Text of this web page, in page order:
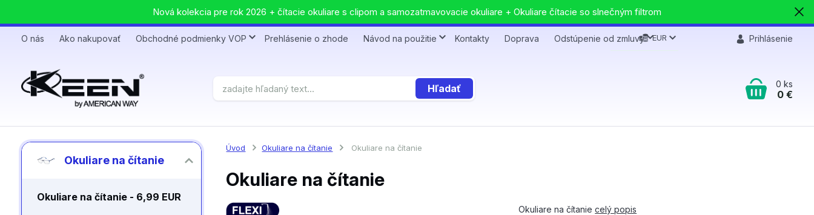
Nová kolekcia pre rok 2026 + čítacie okuliare s clipom a samozatmavovacie okuliare + Okuliare čítacie so slnečným filtrom
O nás Ako nakupovať Obchodné podmienky VOP Prehlásenie o zhode Návod na použitie Kontakty Doprava Odstúpenie od zmluvy EUR Prihlásenie
Hľadať 0 ks
0 €
Okuliare na čítanie
Okuliare na čítanie - 6,99 EUR
Úvod Okuliare na čítanie Okuliare na čítanie
Okuliare na čítanie
Okuliare na čítaniecelý popis